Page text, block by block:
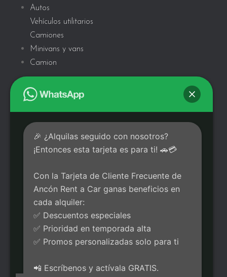
Autos
Vehículos utilitarios
Camiones
Minivans y vans
Camion
PROMOCIONES
Todas las ofertas y los cupones
Registrarse para recibir ofertas especiales enviadas
por correo electrónico
MÉTODOS DE PAGO
🎉 ¿Alquilas seguido con nosotros?
¡Entonces esta tarjeta es para ti! 🚗💳
Con la Tarjeta de Cliente Frecuente de
Ancón Rent a Car ganas beneficios en
cada alquiler:
✅ Descuentos especiales
✅ Prioridad en temporada alta
✅ Promos personalizadas solo para ti
📲 Escríbenos y actívala GRATIS.